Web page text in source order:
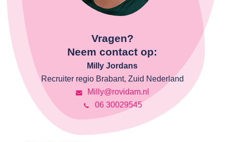
Vragen?
Neem contact op:
Milly Jordans
Recruiter regio Brabant, Zuid Nederland
Milly@rovidam.nl
06 30029545